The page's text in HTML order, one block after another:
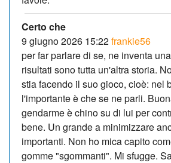
Certo che
9 giugno 2026 15:22frankie56
per far parlare di se, ne inventa
risultati sono tutta un'altra storia.
stia facendo il suo gioco, cioè: nel
l'importante è che se ne parli.
gendarme è chino su di lui per
bene. Un grande a minimizzare
importanti. Non ho mica capito
gomme "sgommanti". Mi sfugge.